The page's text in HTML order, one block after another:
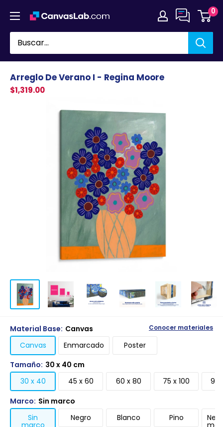
directamente
contenido
0
Arreglo De Verano I - Regina Moore
$1,319.00
Material Base: Canvas Conocer materiales
Canvas Enmarcado
Poster
Tamaño: 30 x 40 cm
30 x 40
45 x 60 60 x 80 75 x 100
90
Marco: Sin marco
Sin
marco
Negro Blanco Pino